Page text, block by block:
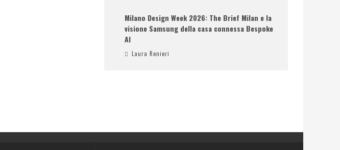
Milano Design Week 2026: The Brief Milan e la
visione Samsung della casa connessa Bespoke
AI
Laura Renieri